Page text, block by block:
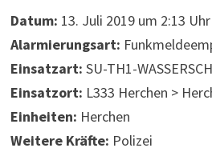
Datum: 13. Juli 2019 um 2:13 Uhr
Alarmierungsart:
Einsatzart: SU-TH1-
Einsatzort: L333 Herchen >
Einheiten: Herchen
Weitere Kräfte: Polizei